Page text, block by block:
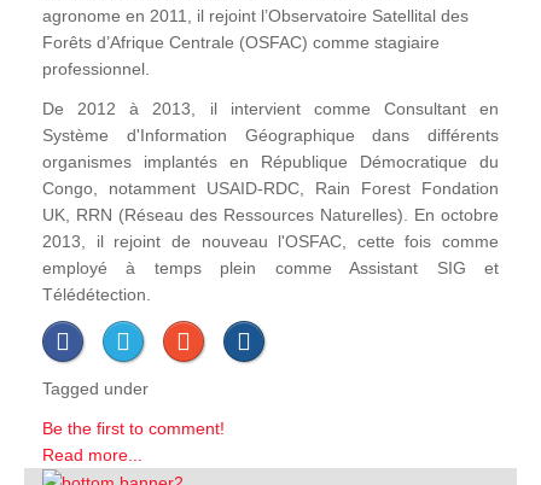
agronome en 2011, il rejoint l’Observatoire Satellital des
Forêts d’Afrique Centrale (OSFAC) comme stagiaire
professionnel.
De 2012 à 2013, il intervient comme Consultant en
Système d'Information Géographique dans différents
organismes implantés en République Démocratique du
Congo, notamment USAID-RDC, Rain Forest Fondation
UK, RRN (Réseau des Ressources Naturelles). En octobre
2013, il rejoint de nouveau l'OSFAC, cette fois comme
employé à temps plein comme Assistant SIG et
Télédétection.
Tagged under
Be the first to comment!
Read more...